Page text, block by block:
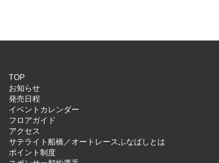
TOP
お知らせ
発売日程
イベントカレンダー
フロアガイド
アクセス
サテライト船橋／オートレースふなばしとは
ポイント制度